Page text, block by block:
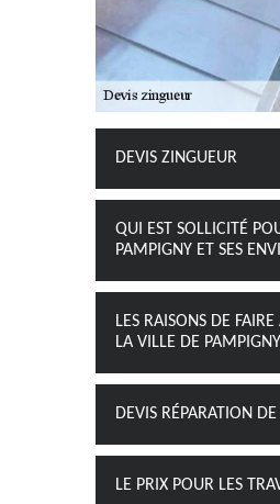
DEVIS ZINGUEUR
QUI EST SOLLICITÉ
PAMPIGNY ET SES
LES RAISONS DE
LA VILLE DE
DEVIS RÉPARATION
LE PRIX POUR LES